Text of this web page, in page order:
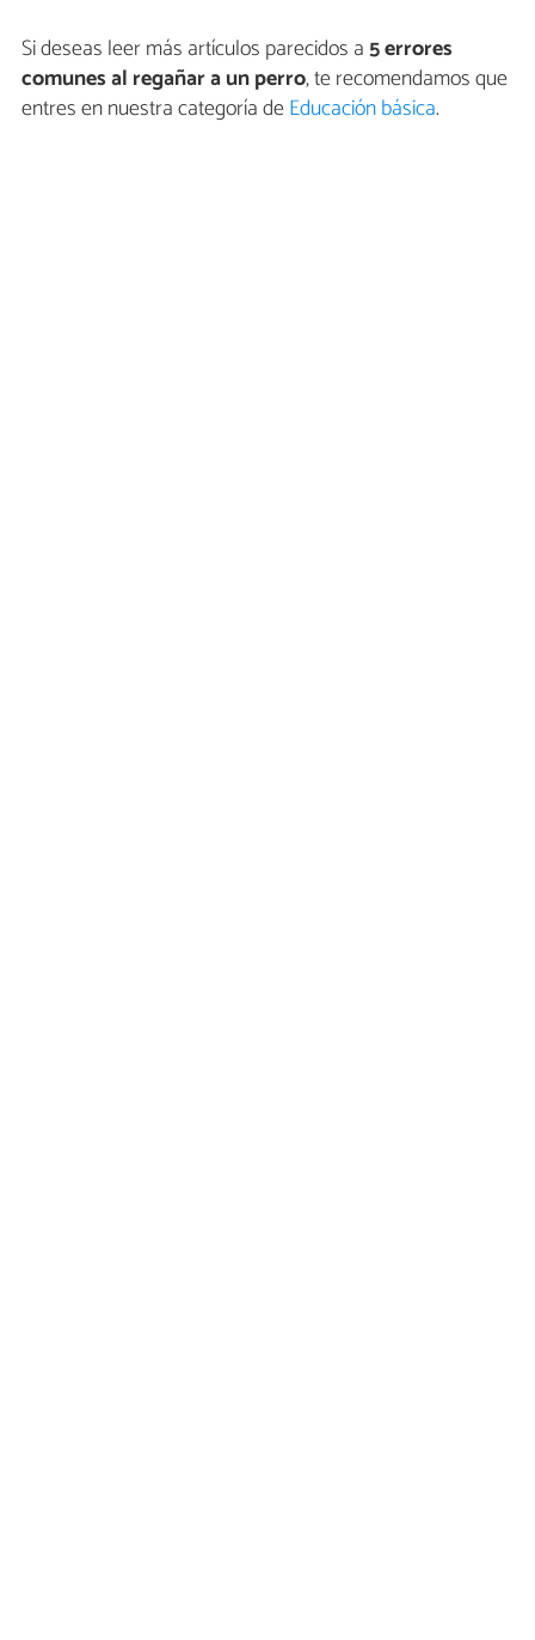
Si deseas leer más artículos parecidos a5 errores
comunes al regañar a un perro, te recomendamos que
entres en nuestra categoría deEducación básica.